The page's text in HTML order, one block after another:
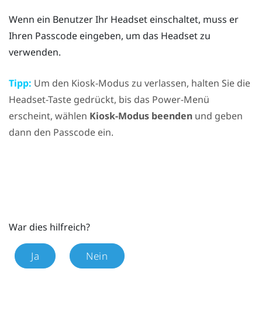
Wenn ein Benutzer Ihr Headset einschaltet, muss er
Ihren Passcode eingeben, um das Headset zu
verwenden.
Tipp: Um den Kiosk-Modus zu verlassen, halten Sie die
Headset-Taste gedrückt, bis das Power-Menü
erscheint, wählen Kiosk-Modus beenden und geben
dann den Passcode ein.
War dies hilfreich?
Ja Nein